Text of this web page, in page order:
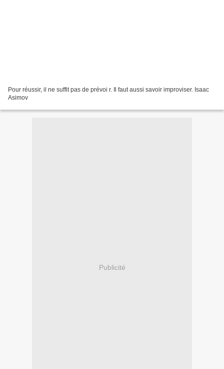
Pour réussir, il ne suffit pas de prévoi r. Il faut aussi savoir improviser. Isaac
Asimov
Publicité